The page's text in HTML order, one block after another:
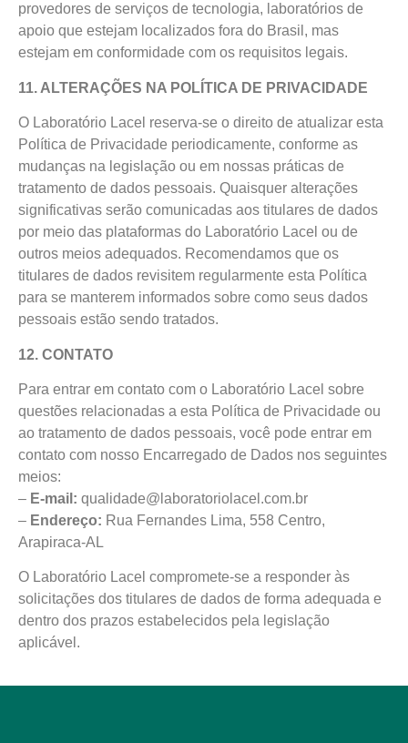
provedores de serviços de tecnologia, laboratórios de
apoio que estejam localizados fora do Brasil, mas
estejam em conformidade com os requisitos legais.
11. ALTERAÇÕES NA POLÍTICA DE PRIVACIDADE
O Laboratório Lacel reserva-se o direito de atualizar esta
Política de Privacidade periodicamente, conforme as
mudanças na legislação ou em nossas práticas de
tratamento de dados pessoais. Quaisquer alterações
significativas serão comunicadas aos titulares de dados
por meio das plataformas do Laboratório Lacel ou de
outros meios adequados. Recomendamos que os
titulares de dados revisitem regularmente esta Política
para se manterem informados sobre como seus dados
pessoais estão sendo tratados.
12. CONTATO
Para entrar em contato com o Laboratório Lacel sobre
questões relacionadas a esta Política de Privacidade ou
ao tratamento de dados pessoais, você pode entrar em
contato com nosso Encarregado de Dados nos seguintes
meios:
– E-mail: qualidade@laboratoriolacel.com.br
– Endereço: Rua Fernandes Lima, 558 Centro,
Arapiraca-AL
O Laboratório Lacel compromete-se a responder às
solicitações dos titulares de dados de forma adequada e
dentro dos prazos estabelecidos pela legislação
aplicável.